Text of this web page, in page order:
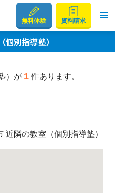
無料体験 資料請求
別指導塾）
）が 1件あります。
近隣の教室（個別指導塾）